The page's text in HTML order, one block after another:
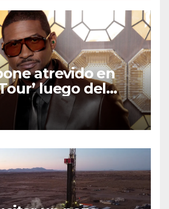
atrevido en
luego del
fan